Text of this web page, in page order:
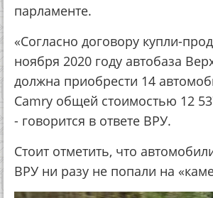
парламенте.
«Согласно договору купли-
ноября 2020 году автобаза
должна приобрести 14
Camry общей стоимостью 12
- говорится в ответе ВРУ.
Стоит отметить, что
ВРУ ни разу не попали на